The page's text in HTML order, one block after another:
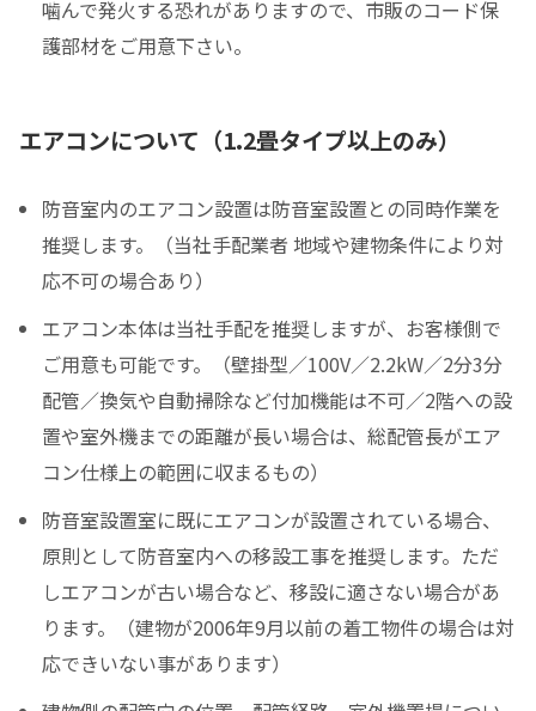
噛んで発火する恐れがありますので、市販のコード保
護部材をご用意下さい。
エアコンについて（1.2畳タイプ以上のみ）
防音室内のエアコン設置は防音室設置との同時作業を
推奨します。（当社手配業者 地域や建物条件により対
応不可の場合あり）
エアコン本体は当社手配を推奨しますが、お客様側で
ご用意も可能です。（壁掛型／100V／2.2kW／2分3分
配管／換気や自動掃除など付加機能は不可／2階への設
置や室外機までの距離が長い場合は、総配管長がエア
コン仕様上の範囲に収まるもの）
防音室設置室に既にエアコンが設置されている場合、
原則として防音室内への移設工事を推奨します。ただ
しエアコンが古い場合など、移設に適さない場合があ
ります。（建物が2006年9月以前の着工物件の場合は対
応できいない事があります）